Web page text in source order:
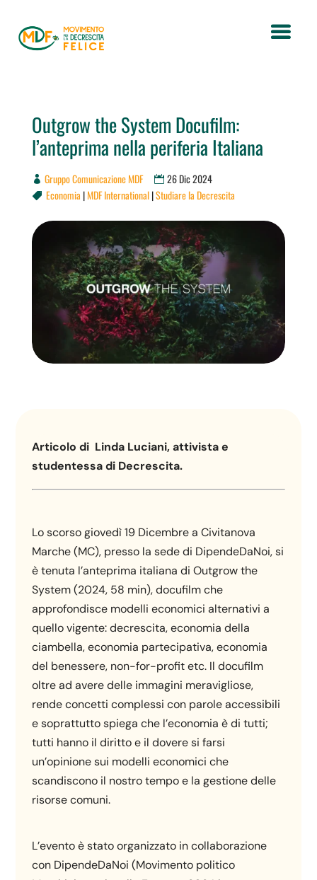
Outgrow the System Docufilm:
l’anteprima nella periferia Italiana
Gruppo Comunicazione MDF 26 Dic 2024
 Economia |MDF International|Studiare la Decrescita
Articolo di Linda Luciani, attivista e
studentessa di Decrescita.
Lo scorso giovedì 19 Dicembre a Civitanova
Marche (MC), presso la sede di DipendeDaNoi, si
è tenuta l’anteprima italiana di Outgrow the
System (2024, 58 min), docufilm che
approfondisce modelli economici alternativi a
quello vigente: decrescita, economia della
ciambella, economia partecipativa, economia
del benessere, non-for-profit etc. Il docufilm
oltre ad avere delle immagini meravigliose,
rende concetti complessi con parole accessibili
e soprattutto spiega che l’economia è di tutti;
tutti hanno il diritto e il dovere si farsi
un’opinione sui modelli economici che
scandiscono il nostro tempo e la gestione delle
risorse comuni.
L’evento è stato organizzato in collaborazione
con DipendeDaNoi (Movimento politico